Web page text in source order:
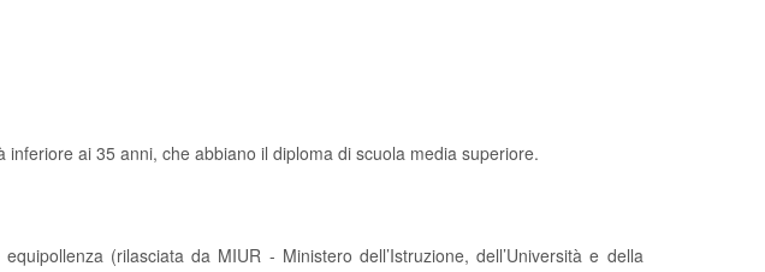
inferiore ai 35 anni, che abbiano il diploma di scuola media superiore.
(rilasciata da MIUR - Ministero dell’Istruzione, dell’Università e della